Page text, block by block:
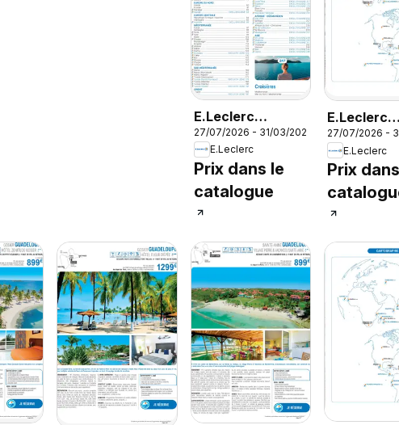
E.Leclerc
Voyages AH
2026/2027
27/07/2026 - 31/03/2027
E.Leclerc
Prix dans le
catalogue
E.Leclerc
Voyages
2026/2027
27/07/2026 -
E.Leclerc
Prix